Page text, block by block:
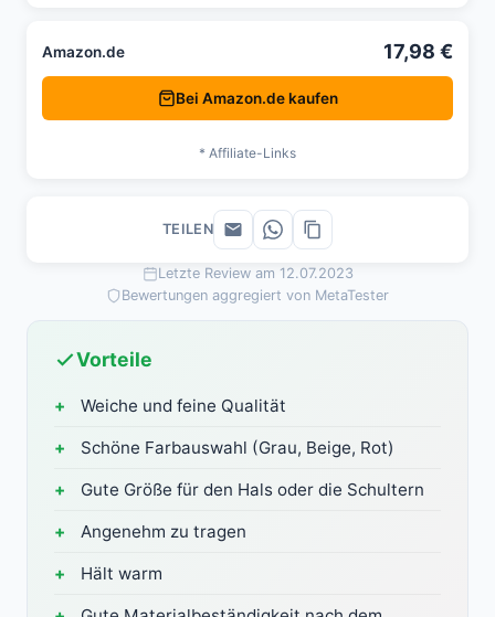
Letzte Review am 12.07.2023
Bewertungen aggregiert von MetaTester
Vorteile
Weiche und feine Qualität
Schöne Farbauswahl (Grau, Beige, Rot)
Gute Größe für den Hals oder die Schultern
Angenehm zu tragen
Hält warm
Amazon.de 17,98 €
Bei Amazon.de kaufen
* Affiliate-Links
TEILEN